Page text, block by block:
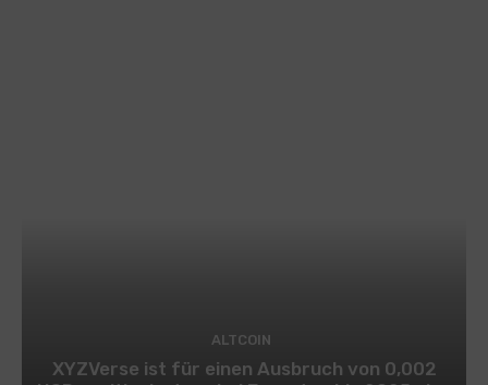
ALTCOIN
XYZVerse ist für einen Ausbruch von 0,002